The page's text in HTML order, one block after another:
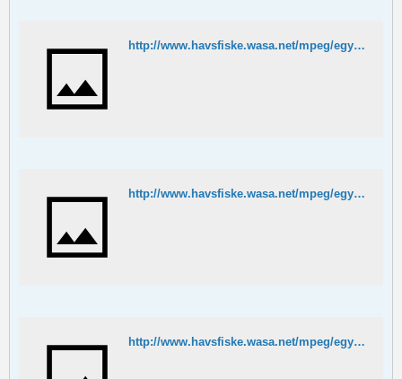
http://www.havsfiske.wasa.net/mpeg/egypten/puff3.MPG
http://www.havsfiske.wasa.net/mpeg/egypten/puff7.MPG
http://www.havsfiske.wasa.net/mpeg/egypten/puff8.MPG